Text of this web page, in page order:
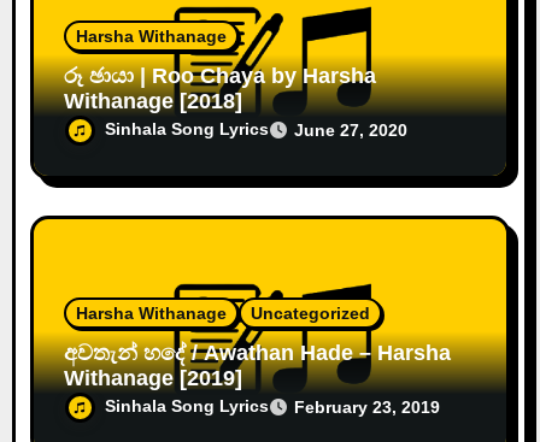
Harsha Withanage
රූ ඡායා | Roo Chaya by Harsha
Withanage [2018]
Sinhala Song Lyrics June 27, 2020
Harsha Withanage Uncategorized
අවතැන් හදේ / Awathan Hade – Harsha
Withanage [2019]
Sinhala Song Lyrics February 23, 2019